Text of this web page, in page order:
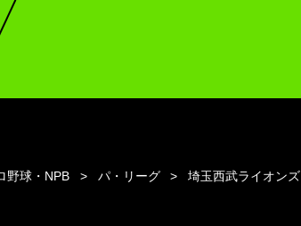
野球・NPB パ・リーグ 埼玉西武ライオンズ